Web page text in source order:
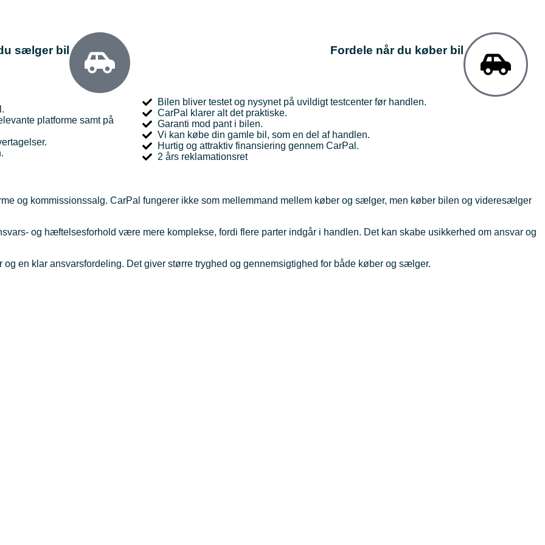
sælger bil
platforme samt på
Fordele når du køber bil
Bilen bliver testet og nysynet på uvildigt testcenter før handlen.
CarPal klarer alt det praktiske.
Garanti mod pant i bilen.
Vi kan købe din gamle bil, som en del af handlen.
Hurtig og attraktiv finansiering gennem CarPal.
2 års reklamationsret
og kommissionssalg. CarPal fungerer ikke som mellemmand mellem køber og sælger, men køber bilen og videresælger
og hæftelsesforhold være mere komplekse, fordi flere parter indgår i handlen. Det kan skabe usikkerhed om ansvar og
en klar ansvarsfordeling. Det giver større tryghed og gennemsigtighed for både køber og sælger.